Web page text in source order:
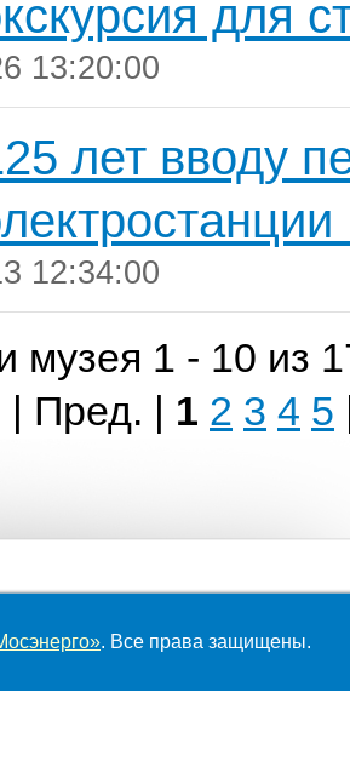
для
13:20:00
лет вводу
12:34:00
музея 1 - 10 из
Пред. | 1 2 3 4 5
. Все права защищены.